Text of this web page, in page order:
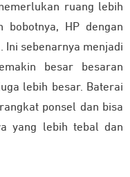
ruang lebih
bobotnya, HP dengan
sebenarnya menjadi
besar besaran
lebih besar. Baterai
ponsel dan bisa
yang lebih tebal dan